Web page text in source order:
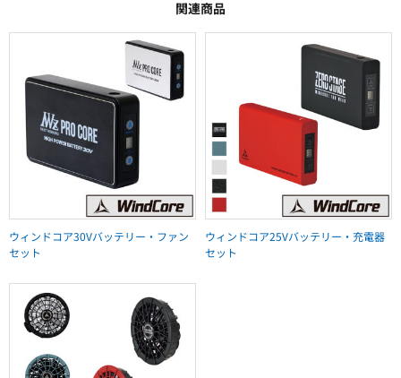
関連商品
ウィンドコア30Vバッテリー・ファン
セット
ウィンドコア25Vバッテリー・充電器
セット